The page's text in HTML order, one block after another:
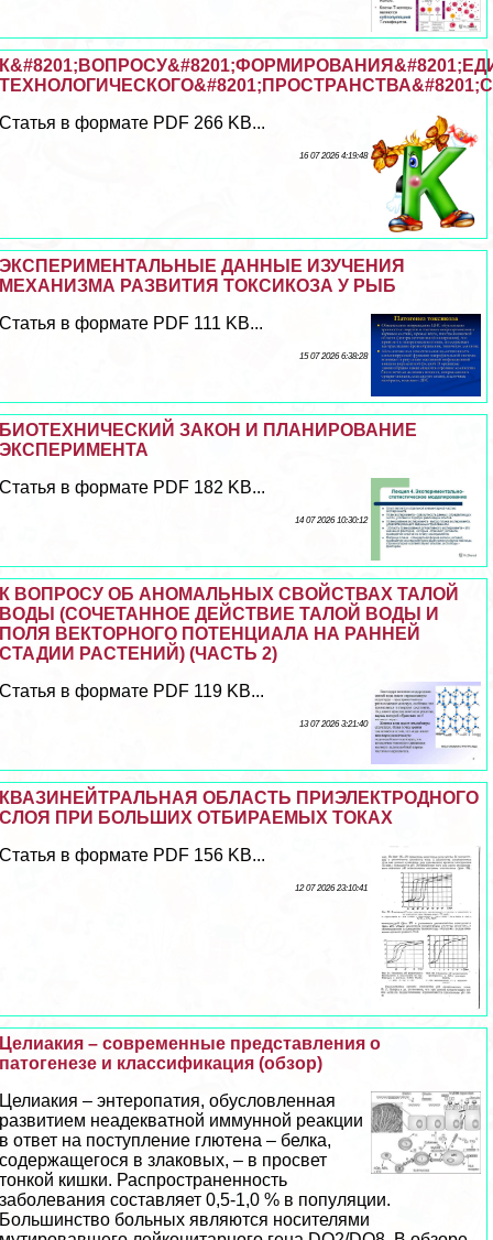
Статья в формате PDF 266 KB...
16 07 2026 4:19:48
ЭКСПЕРИМЕНТАЛЬНЫЕ ДАННЫЕ ИЗУЧЕНИЯ
МЕХАНИЗМА РАЗВИТИЯ ТОКСИКОЗА У РЫБ
Статья в формате PDF 111 KB...
15 07 2026 6:38:28
БИОТЕХНИЧЕСКИЙ ЗАКОН И ПЛАНИРОВАНИЕ
ЭКСПЕРИМЕНТА
Статья в формате PDF 182 KB...
14 07 2026 10:30:12
К ВОПРОСУ ОБ АНОМАЛЬНЫХ СВОЙСТВАХ ТАЛОЙ
ВОДЫ (СОЧЕТАННОЕ ДЕЙСТВИЕ ТАЛОЙ ВОДЫ И
ПОЛЯ ВЕКТОРНОГО ПОТЕНЦИАЛА НА РАННЕЙ
СТАДИИ РАСТЕНИЙ) (ЧАСТЬ 2)
Статья в формате PDF 119 KB...
13 07 2026 3:21:40
КВАЗИНЕЙТРАЛЬНАЯ ОБЛАСТЬ ПРИЭЛЕКТРОДНОГО
СЛОЯ ПРИ БОЛЬШИХ ОТБИРАЕМЫХ ТОКАХ
Статья в формате PDF 156 KB...
12 07 2026 23:10:41
Целиакия – современные представления о
патогенезе и классификация (обзор)
Целиакия – энтеропатия, обусловленная
развитием неадекватной иммунной реакции
в ответ на поступление глютена – белка,
содержащегося в злаковых, – в просвет
тонкой кишки. Распространенность
заболевания составляет 0,5-1,0 % в популяции.
Большинство больных являются носителями